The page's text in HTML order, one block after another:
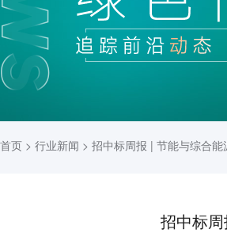
首页 > 行业新闻 > 招中标周报 | 节能与综合能
招中标